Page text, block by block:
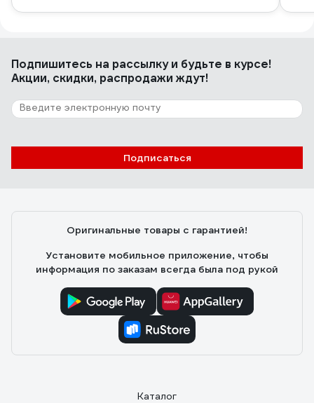
Подпишитесь на рассылкуи будьте в курсе!
Акции, скидки, распродажи ждут!
Подписаться
Оригинальные товары с гарантией!
Установите мобильное приложение, чтобы
информация по заказам всегда была под рукой
Каталог